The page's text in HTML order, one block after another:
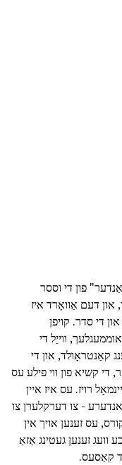
פון די וססר
און דעם אַוואָרד איז
די סדר. קויפן
ווייַל די
קאַנטראָולד, און די
די קשיא פון ווי פילע עס
רויז. עס איז איין
אנדערע - צו דערקלערן צו
עס זענען אויך אין
זענען געטינג אַזאַ
קאַסעס.